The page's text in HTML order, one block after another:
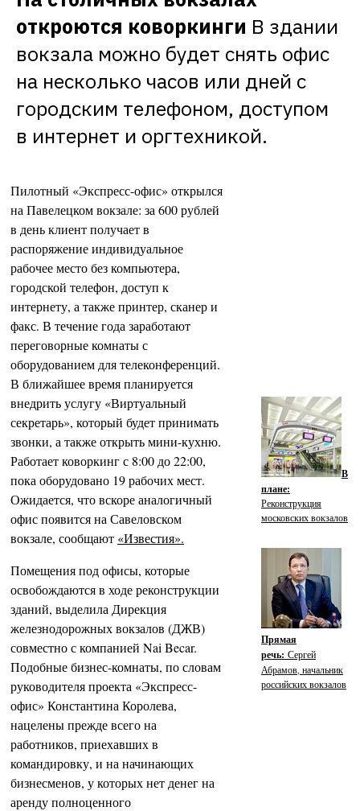
откроются коворкинги В здании
вокзала можно будет снять офис
на несколько часов или дней с
городским телефоном, доступом
в интернет и оргтехникой.
Пилотный «Экспресс-офис» открылся
на Павелецком вокзале: за 600 рублей
в день клиент получает в
распоряжение индивидуальное
рабочее место без компьютера,
городской телефон, доступ к
интернету, а также принтер, сканер и
факс. В течение года заработают
переговорные комнаты с
оборудованием для телеконференций.
В ближайшее время планируется
внедрить услугу «Виртуальный
секретарь», который будет принимать
звонки, а также открыть мини-кухню.
Работает коворкинг с 8:00 до 22:00,
пока оборудовано 19 рабочих мест.
Ожидается, что вскоре аналогичный
офис появится на Савеловском
вокзале, сообщают «Известия».
Помещения под офисы, которые
освобождаются в ходе реконструкции
зданий, выделила Дирекция
железнодорожных вокзалов (ДЖВ)
совместно с компанией Nai Becar.
Подобные бизнес-комнаты, по словам
руководителя проекта «Экспресс-
офис» Константина Королева,
нацелены прежде всего на
работников, приехавших в
командировку, и на начинающих
бизнесменов, у которых нет денег на
аренду полноценного
В
плане:
Реконструкция
московских вокзалов
Прямая
речь: Сергей
Абрамов, начальник
российских вокзалов